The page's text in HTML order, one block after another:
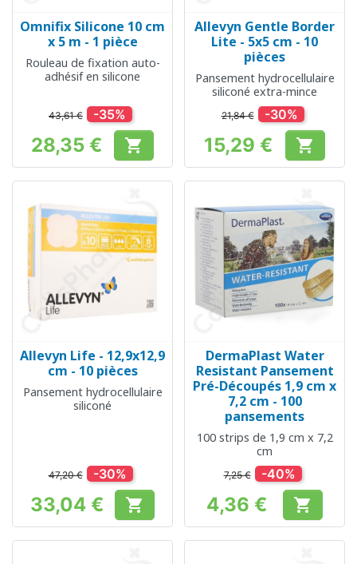
Omnifix Silicone 10 cm
x 5 m - 1 pièce
Rouleau de fixation auto-
adhésif en silicone
43,61 € -35%
Prix
28,35 € 
Allevyn Gentle Border
Lite - 5x5 cm - 10
pièces
Pansement hydrocellulaire
siliconé extra-mince
21,84 € -30%
Prix
15,29 € 
Allevyn Life - 12,9x12,9
cm - 10 pièces
Pansement hydrocellulaire
siliconé
47,20 € -30%
Prix
33,04 € 
DermaPlast Water
Resistant Pansement
Pré-Découpés 1,9 cm x
7,2 cm - 100
pansements
100 strips de 1,9 cm x 7,2
cm
7,25 € -40%
Prix
4,36 € 